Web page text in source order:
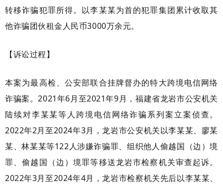
转移诈骗犯罪所得。以李某某为首的犯罪集团累计收取其
他诈骗团伙租金人民币3000万余元。
【诉讼过程】
本案为最高检、公安部联合挂牌督办的特大跨境电信网络
诈骗案。2021年6月至2021年9月，福建省龙岩市公安机关
陆续对李某某等人跨境电信网络诈骗系列案立案侦查。
2022年2月至2024年3月，龙岩市公安机关以李某某、廖某
某、林某某等122人涉嫌诈骗罪、组织他人偷越国（边）境
罪、偷越国（边）境罪等移送龙岩市检察机关审查起诉。
2022年3月至2024年4月，龙岩市检察机关先后以李某某、